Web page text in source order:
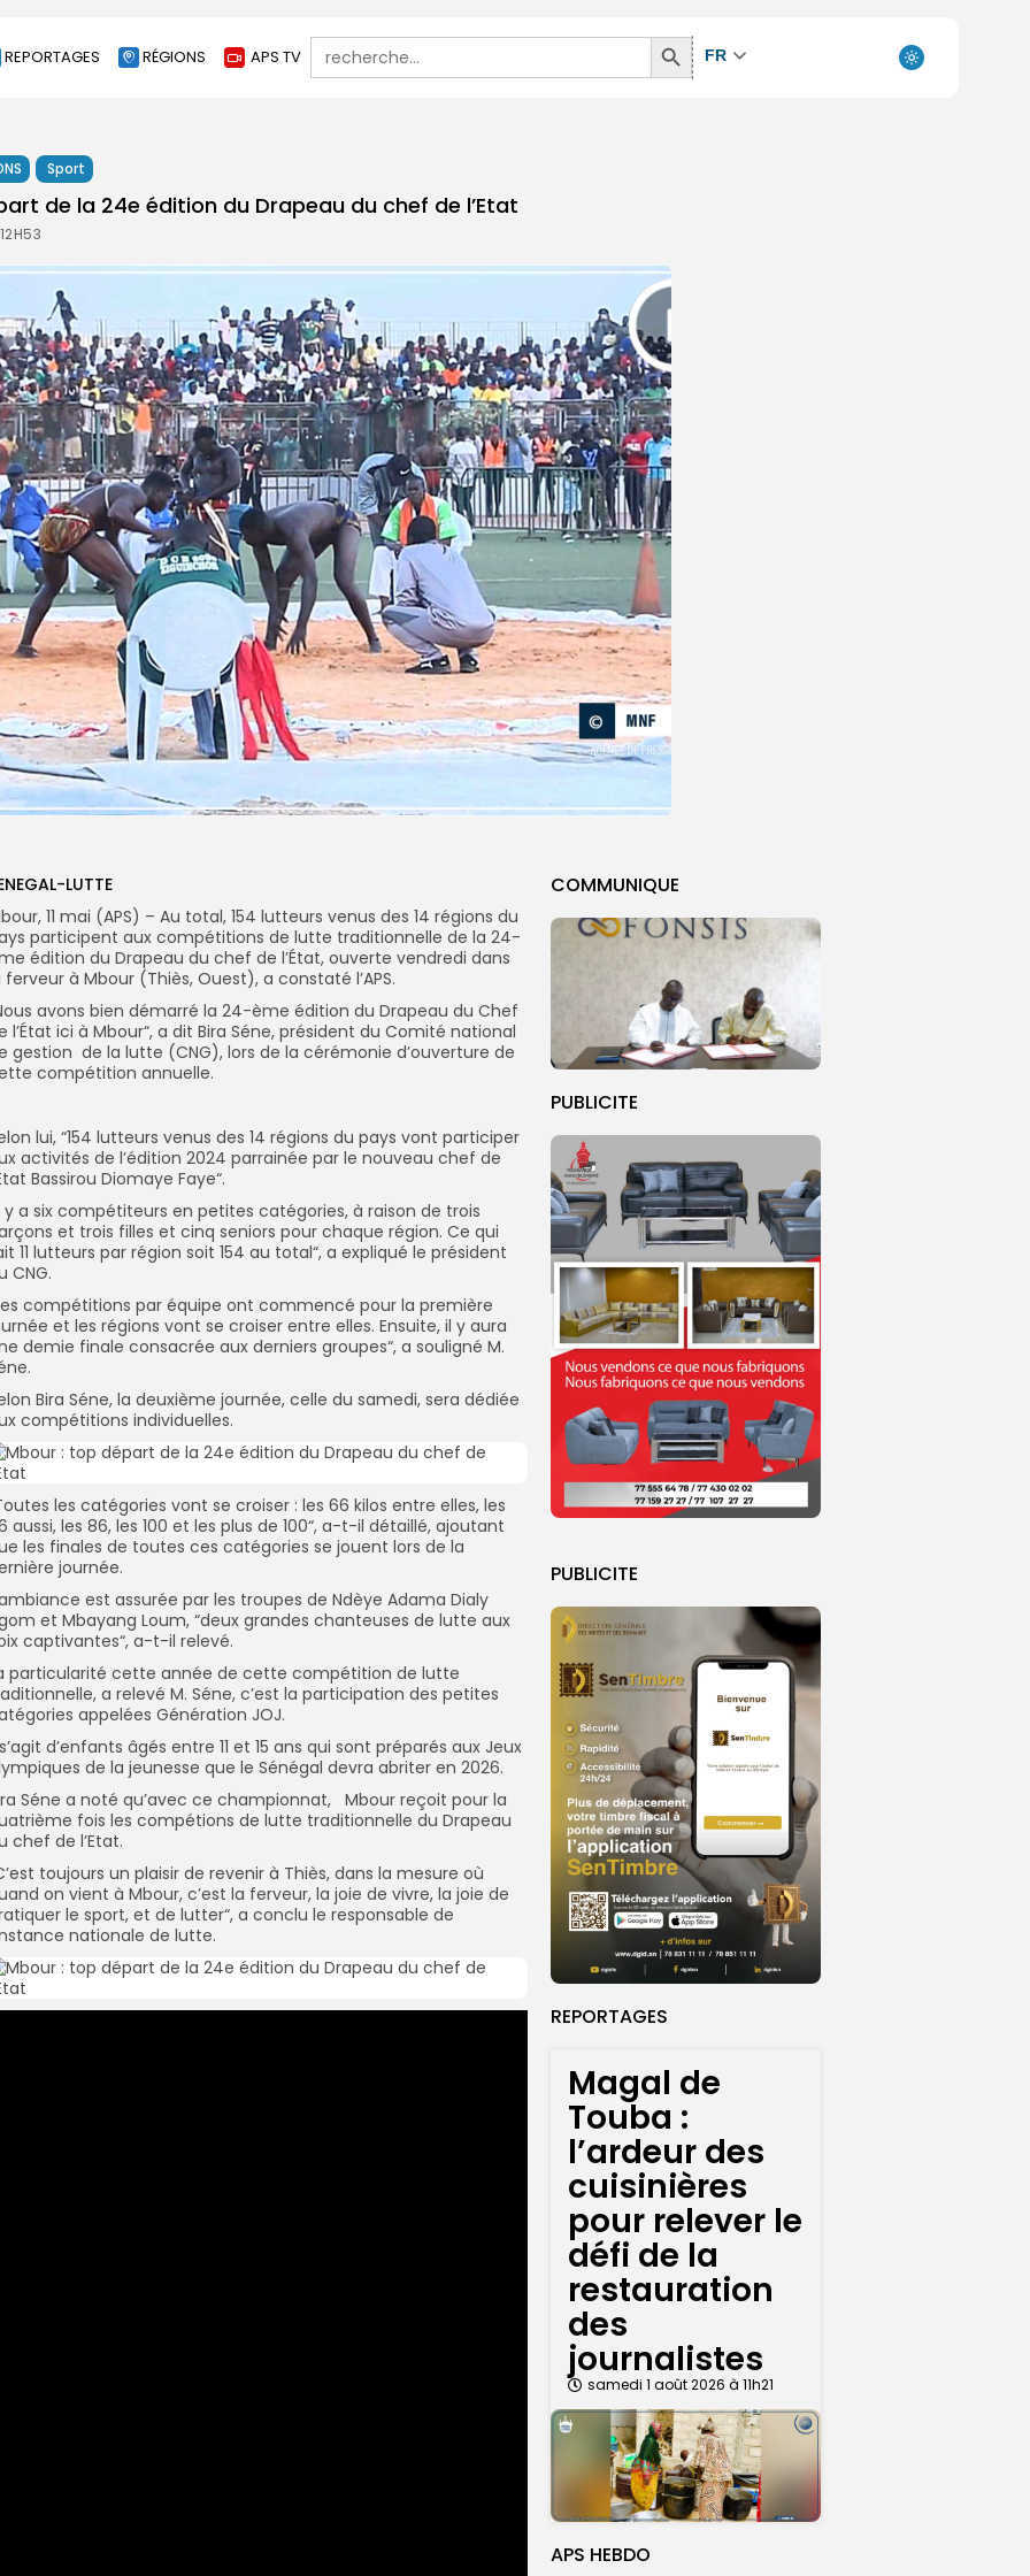
REPORTAGES RÉGIONS APS TV
Search
for:
Search
Button
FR
Sport
de la 24e édition du Drapeau du chef de l’Etat
COMMUNIQUE
PUBLICITE
PUBLICITE
REPORTAGES
Magal de
Touba :
l’ardeur des
cuisinières
pour relever le
défi de la
restauration
des
journalistes
samedi 1 août 2026 à 11h21
APS HEBDO
LUTTE
11 mai (APS) – Au total, 154 lutteurs venus des 14 régions du
participent aux compétitions de lutte traditionnelle de la 24-
édition du Drapeau du chef de l’État, ouverte vendredi dans
ferveur à Mbour (Thiès, Ouest), a constaté l’APS.
avons bien démarré la 24-ème édition du Drapeau du Chef
l’État ici à Mbour“, a dit Bira Séne, président du Comité national
gestion de la lutte (CNG), lors de la cérémonie d’ouverture de
compétition annuelle.
lui, “154 lutteurs venus des 14 régions du pays vont participer
activités de l’édition 2024 parrainée par le nouveau chef de
Bassirou Diomaye Faye“.
y a six compétiteurs en petites catégories, à raison de trois
et trois filles et cinq seniors pour chaque région. Ce qui
11 lutteurs par région soit 154 au total“, a expliqué le président
CNG.
compétitions par équipe ont commencé pour la première
et les régions vont se croiser entre elles. Ensuite, il y aura
demie finale consacrée aux derniers groupes“, a souligné M.
Bira Séne, la deuxième journée, celle du samedi, sera dédiée
compétitions individuelles.
les catégories vont se croiser : les 66 kilos entre elles, les
aussi, les 86, les 100 et les plus de 100“, a-t-il détaillé, ajoutant
les finales de toutes ces catégories se jouent lors de la
journée.
est assurée par les troupes de Ndèye Adama Dialy
et Mbayang Loum, “deux grandes chanteuses de lutte aux
captivantes“, a-t-il relevé.
particularité cette année de cette compétition de lutte
a relevé M. Séne, c’est la participation des petites
appelées Génération JOJ.
d’enfants âgés entre 11 et 15 ans qui sont préparés aux Jeux
de la jeunesse que le Sénégal devra abriter en 2026.
Séne a noté qu’avec ce championnat, Mbour reçoit pour la
fois les compétions de lutte traditionnelle du Drapeau
chef de l’Etat.
toujours un plaisir de revenir à Thiès, dans la mesure où
on vient à Mbour, c’est la ferveur, la joie de vivre, la joie de
le sport, et de lutter“, a conclu le responsable de
nationale de lutte.